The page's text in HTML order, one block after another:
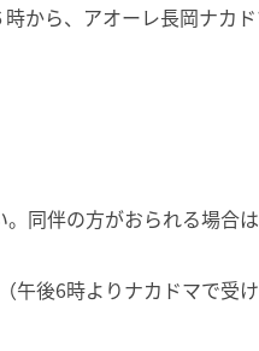
から、アオーレ長岡ナカ
同伴の方がおられる場合
後6時よりナカドマで受